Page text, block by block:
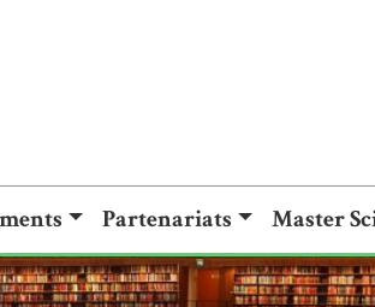
Partenariats Master